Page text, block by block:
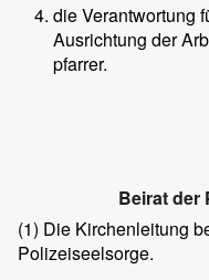
die Verantwortung
Ausrichtung der
pfarrer.
Beirat der
(1) Die Kirchenleitung
Polizeiseelsorge.